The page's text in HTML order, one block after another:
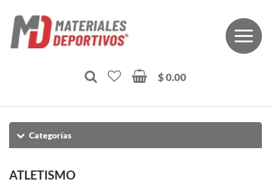
$ 0.00
Categorías
ATLETISMO